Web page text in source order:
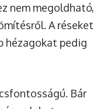
nem megoldható,
A réseket
hézagokat pedig
Bár